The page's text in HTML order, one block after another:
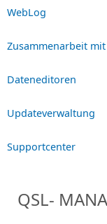
WebLog
Zusammenarbeit
Dateneditoren
Updateverwaltung
Supportcenter
QSL-